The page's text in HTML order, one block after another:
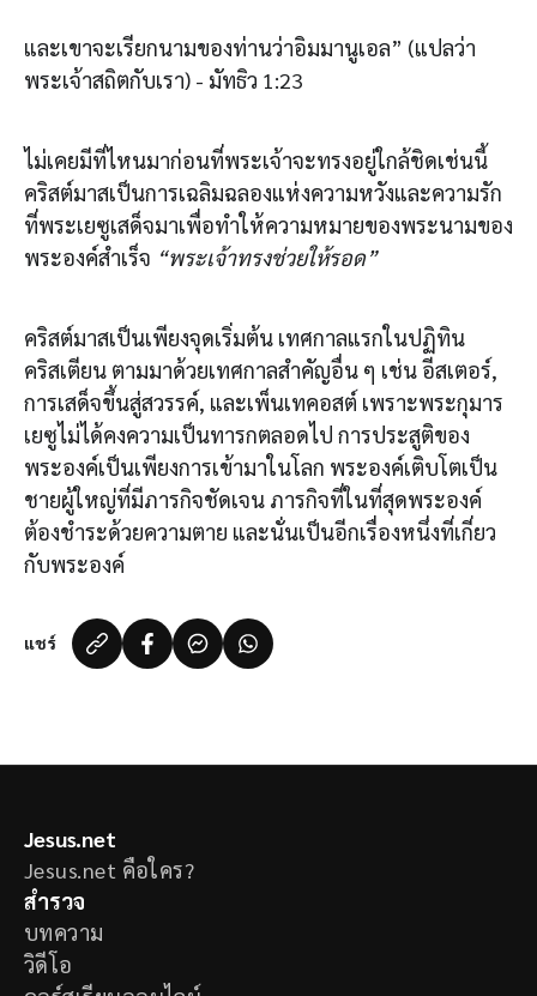
และเขาจะเรียกนามของท่านว่าอิมมานูเอล” (แปลว่า
พระเจ้าสถิตกับเรา) - มัทธิว 1:23
ไม่เคยมีที่ไหนมาก่อนที่พระเจ้าจะทรงอยู่ใกล้ชิดเช่นนี้
คริสต์มาสเป็นการเฉลิมฉลองแห่งความหวังและความรัก
ที่พระเยซูเสด็จมาเพื่อทำให้ความหมายของพระนามของ
พระองค์สำเร็จ “พระเจ้าทรงช่วยให้รอด”
คริสต์มาสเป็นเพียงจุดเริ่มต้น เทศกาลแรกในปฏิทิน
คริสเตียน ตามมาด้วยเทศกาลสำคัญอื่น ๆ เช่น อีสเตอร์,
การเสด็จขึ้นสู่สวรรค์, และเพ็นเทคอสต์ เพราะพระกุมาร
เยซูไม่ได้คงความเป็นทารกตลอดไป การประสูติของ
พระองค์เป็นเพียงการเข้ามาในโลก พระองค์เติบโตเป็น
ชายผู้ใหญ่ที่มีภารกิจชัดเจน ภารกิจที่ในที่สุดพระองค์
ต้องชำระด้วยความตาย และนั่นเป็นอีกเรื่องหนึ่งที่เกี่ยว
กับพระองค์
แชร์
Jesus.net
Jesus.net คือใคร?
สำรวจ
บทความ
วิดีโอ